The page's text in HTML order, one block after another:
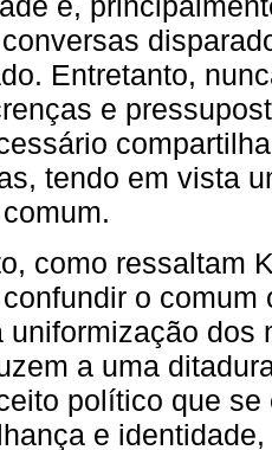
Entretanto,
e
tendo em vista
como ressaltam
o
uniformização dos
a uma
político que
e